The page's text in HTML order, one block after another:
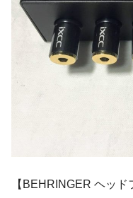
【BEHRINGER ヘッ